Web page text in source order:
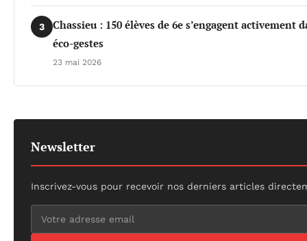
3
Chassieu : 150 élèves de 6e s’engagent activement
éco-gestes
23 mai 2026
Newsletter
Inscrivez-vous pour recevoir nos derniers articles